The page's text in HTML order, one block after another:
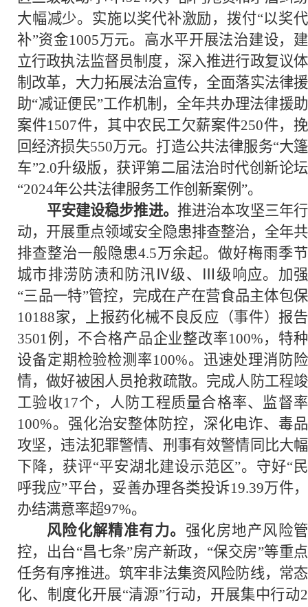
大幅减少。实施以奖代补激励，拨付“以奖代
补”资金1005万元。高水平开展法治建设，建
立行政执法监督员制度，深入推进行政复议体
制改革，大力拓展法治宣传，全面落实法律援
助“减证便民”工作机制，全年共办理法律援助
案件1507件，其中农民工欠薪案件250件，挽
回经济损失550万元。打造公共法律服务“大篷
车”2.0升级版，获评第二届法治时代创新论坛
“2024年公共法律服务工作创新案例”。
平安建设稳步推进。 推进治本攻坚三年行
动，开展重点领域安全隐患排查整治，全年共
排查整治一般隐患4.5万余起。做好梅雨季节
城市排涝防渍和防汛Ⅳ级、Ⅲ级响应。加强
“三品一特”管控，完成在产在营食品主体包保
10188家，上报药化械不良反应（事件）报告
3501例，不合格产品企业整改率100%，特种
设备定期检验检测率100%。迅速处理消防险
情，做好被困人员抢救疏散。完成人防工程竣
工验收17个，人防工程质量合格率、监督率
100%。强化治安整体防控，深化电诈、毒品
攻坚，违法犯罪警情、刑事有效警情同比大幅
下降，获评“平安湖北建设示范区”。守好“民
呼我应”平台，妥善办理各类投诉19.39万件，
办结满意率超97%。
风险化解精准有力。 强化房地产风险管
控，出台“昌七条”房产新政，“保交房”等重点
任务有序推进。筑牢非法集资风险防线，常态
化、制度化开展“清源”行动，开展集中行动2